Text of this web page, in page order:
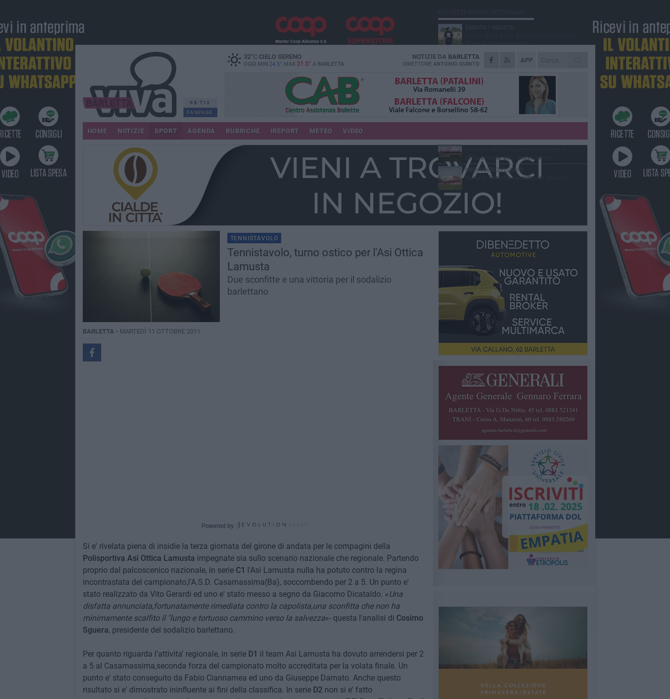
68.713
FANPAGE
32°CCIELO SERENO
OGGI MIN 24.5° MAX 31.5° A BARLETTA
APP
NOTIZIE DA BARLETTA
DIRETTORE ANTONIO QUINTO
HOME NOTIZIE SPORT AGENDA RUBRICHE IREPORT METEO VIDEO
TENNISTAVOLO
Tennistavolo, turno ostico per l'Asi Ottica
Lamusta
Due sconfitte e una vittoria per il sodalizio
barlettano
BARLETTA - MARTEDÌ 11 OTTOBRE 2011
Powered by
Si e' rivelata piena di insidie la terza giornata del girone di andata per le compagini della
Polisportiva Asi Ottica Lamusta impegnate sia sullo scenario nazionale che regionale. Partendo
proprio dal palcoscenico nazionale, in serie C1
l'Asi Lamusta nulla ha potuto contro la regina
incontrastata del campionato,l'A.S.D. Casamassima(Ba), soccombendo per 2 a 5. Un punto e'
stato realizzato da Vito Gerardi ed uno e' stato messo a segno da Giacomo Dicataldo. «Una
disfatta annunciata,fortunatamente rimediata contro la capolista,una sconfitta che non ha
minimamente scalfito il "lungo e tortuoso cammino verso la salvezza»- questa l'analisi di Cosimo
Sguera, presidente del sodalizio barlettano.
Per quanto riguarda l'attivita' regionale, in serie D1 il team Asi Lamusta ha dovuto arrendersi per 2
a 5 al Casamassima,seconda forza del campionato molto accreditata per la volata finale. Un
punto e' stato conseguito da Fabio Ciannamea ed uno da Giuseppe Damato. Anche questo
risultato si e' dimostrato ininfluente ai fini della classifica. In serie D2non si e' fatto
Trani 4-1 in amichevole
VENERDÌ 31 LUGLIO
Serie C Sky Wifi: fissate date e orari delle
VENERDÌ 31 LUGLIO
Il calcio italiano piange l'immenso Franco
Baresi
GIOVEDÌ 6 AGOSTO
Addio a mister Marchioro. L'uomo del
VENERDÌ 31 LUGLIO
affascinante allo stesso tempo
MERCOLEDÌ 29 LUGLIO
Serie C, Barletta inserito nel girone C